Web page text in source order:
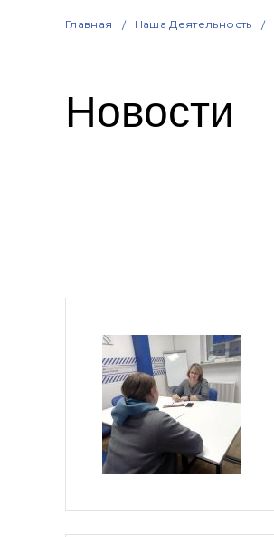
Главная Наша Деятельность
Новости